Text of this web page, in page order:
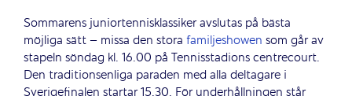
Sommarens juniortennisklassiker avslutas på bästa
möjliga sätt – missa den stora familjeshowen som går av
stapeln söndag kl. 16.00 på Tennisstadions centrecourt.
Den traditionsenliga paraden med alla deltagare i